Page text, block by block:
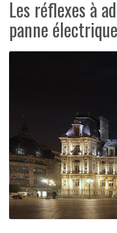
Les réflexes à
panne électrique